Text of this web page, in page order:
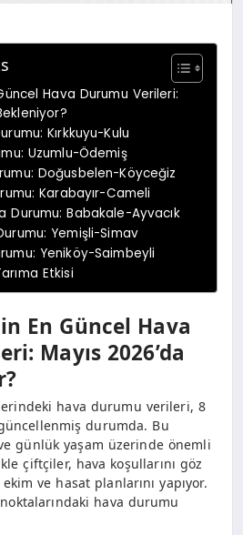
Hava Durumu Verileri:
Kırkkuyu-Kulu
Uzumlu-Ödemiş
Doğusbelen-Köyceğiz
Karabayır-Cameli
Durumu: Babakale-Ayvacık
Yemişli-Simav
Yeniköy-Saimbeyli
Etkisi
En Güncel Hava
Mayıs 2026’da
hava durumu verileri, 8
durumda. Bu
günlük yaşam üzerinde önemli
çiftçiler, hava koşullarını göz
ve hasat planlarını yapıyor.
hava durumu